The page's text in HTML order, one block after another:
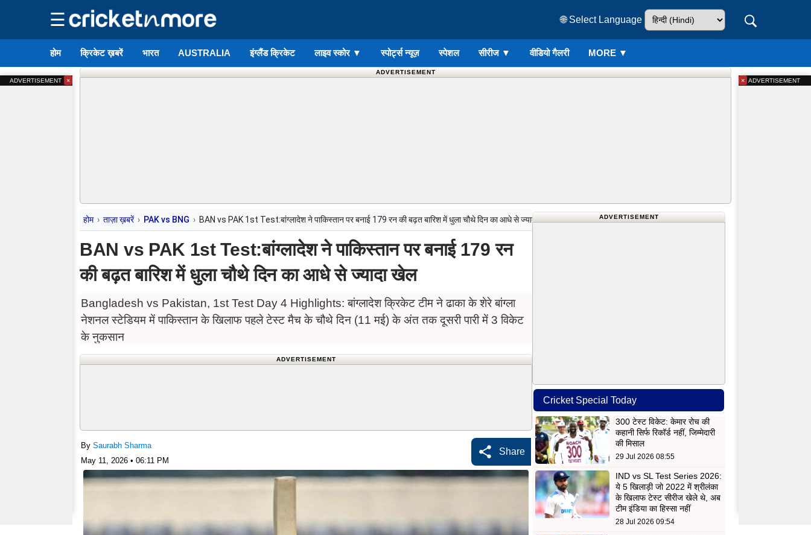
☰ 🌐 Select Language
होम क्रिकेट ख़बरें भारत AUSTRALIA इंग्लैंड क्रिकेट लाइव स्कोर ▼ स्पोर्ट्स न्यूज़ स्पेशल सीरीज ▼ वीडियो गैलरी MORE ▼
ADVERTISEMENT
होम ताज़ा ख़बरें PAK vs BNG BAN vs PAK 1st Test:बांग्लादेश ने पाकिस्तान पर बनाई 179 रन की बढ़त बारिश में धुला चौथे दिन का आधे से ज्यादा खेल
BAN vs PAK 1st Test:बांग्लादेश ने पाकिस्तान पर बनाई 179 रन
की बढ़त बारिश में धुला चौथे दिन का आधे से ज्यादा खेल
Bangladesh vs Pakistan, 1st Test Day 4 Highlights: बांग्लादेश क्रिकेट टीम ने ढाका के शेरे बांग्ला
नेशनल स्टेडियम में पाकिस्तान के खिलाफ पहले टेस्ट मैच के चौथे दिन (11 मई) के अंत तक दूसरी पारी में 3 विकेट
के नुकसान
ADVERTISEMENT
By Saurabh Sharma
May 11, 2026 • 06:11 PM
Share
ADVERTISEMENT
Cricket Special Today
300 टेस्ट विकेट: केमार रोच की
कहानी सिर्फ रिकॉर्ड नहीं, जिम्मेदारी
की मिसाल
29 Jul 2026 08:55
IND vs SL Test Series 2026:
ये 5 खिलाड़ी जो 2022 में श्रीलंका
के खिलाफ टेस्ट सीरीज खेले थे, अब
टीम इंडिया का हिस्सा नहीं
28 Jul 2026 09:54
ADVERTISEMENT × ADVERTISEMENT
×